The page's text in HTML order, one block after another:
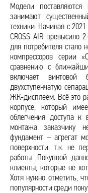
Модели
занимают
техники. Начиная с
CROSS AIR
для потребителя стало
компрессоров серии
сравнению с
включает винтовой
двухступенчатую
ЖК-дисплеем. Всё это
корпусе, который
облегчения доступа к
монтажа заказчику
фундамент – агрегат
поверхности, т.к. не
работы. Покупкой
клиенты, которые не
Хотя нужно отметить,
популярности среди